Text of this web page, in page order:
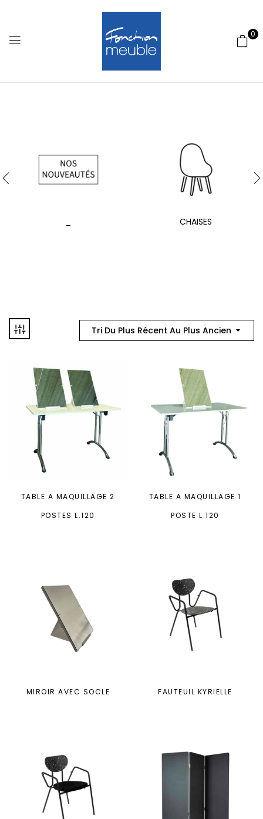
0
CHAISES
Tri Du Plus Récent Au Plus Ancien
TABLE A MAQUILLAGE 2
POSTES L.120
TABLE A MAQUILLAGE 1
POSTE L.120
MIROIR AVEC SOCLE FAUTEUIL KYRIELLE